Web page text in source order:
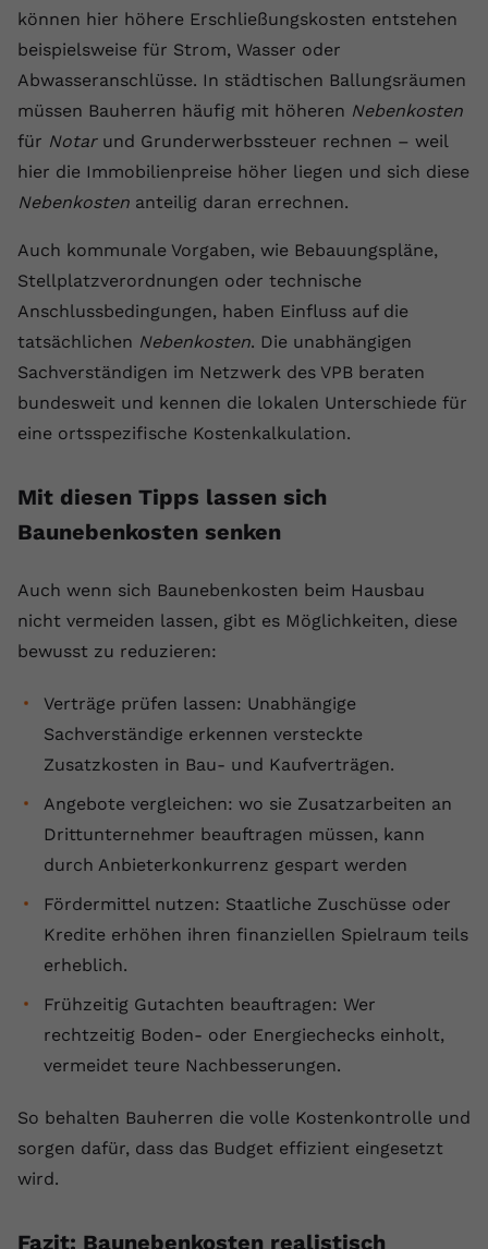
können hier höhere Erschließungskosten entstehen
beispielsweise für Strom, Wasser oder
Abwasseranschlüsse. In städtischen Ballungsräumen
müssen Bauherren häufig mit höheren Nebenkosten
für Notarund Grunderwerbssteuer rechnen – weil
hier die Immobilienpreise höher liegen und sich diese
Nebenkosten anteilig daran errechnen.
Auch kommunale Vorgaben, wie Bebauungspläne,
Stellplatzverordnungen oder technische
Anschlussbedingungen, haben Einfluss auf die
tatsächlichen Nebenkosten. Die unabhängigen
Sachverständigen im Netzwerk des VPB beraten
bundesweit und kennen die lokalen Unterschiede für
eine ortsspezifische Kostenkalkulation.
Mit diesen Tipps lassen sich
Baunebenkosten senken
Auch wenn sich Baunebenkosten beim Hausbau
nicht vermeiden lassen, gibt es Möglichkeiten, diese
bewusst zu reduzieren:
Verträge prüfen lassen: Unabhängige
Sachverständige erkennen versteckte
Zusatzkosten in Bau- und Kaufverträgen.
Angebote vergleichen: wo sie Zusatzarbeiten an
Drittunternehmer beauftragen müssen, kann
durch Anbieterkonkurrenz gespart werden
Fördermittel nutzen: Staatliche Zuschüsse oder
Kredite erhöhen ihren finanziellen Spielraum teils
erheblich.
Frühzeitig Gutachten beauftragen: Wer
rechtzeitig Boden- oder Energiechecks einholt,
vermeidet teure Nachbesserungen.
So behalten Bauherren die volle Kostenkontrolle und
sorgen dafür, dass das Budget effizient eingesetzt
wird.
Fazit: Baunebenkosten realistisch